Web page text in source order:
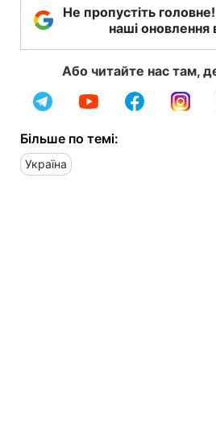
Не пропустіть
наші оновлення
Або читайте нас там,
Більше по темі:
Україна